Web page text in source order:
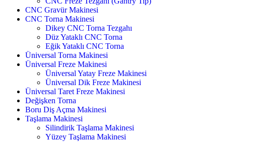
CNC Gravür Makinesi
CNC Torna Makinesi
Dikey CNC Torna Tezgahı
Düz Yataklı CNC Torna
Eğik Yataklı CNC Torna
Üniversal Torna Makinesi
Üniversal Freze Makinesi
Üniversal Yatay Freze Makinesi
Üniversal Dik Freze Makinesi
Üniversal Taret Freze Makinesi
Değişken Torna
Boru Diş Açma Makinesi
Taşlama Makinesi
Silindirik Taşlama Makinesi
Yüzey Taşlama Makinesi